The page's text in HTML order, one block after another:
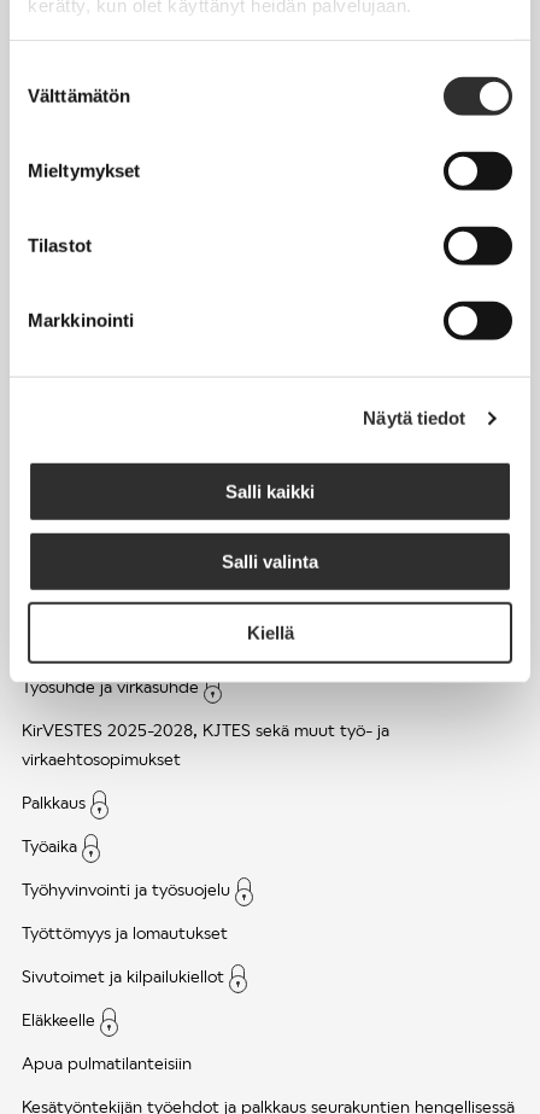
kerätty, kun olet käyttänyt heidän palvelujaan.
valinta
Välttämätön
Mieltymykset
Tilastot
Markkinointi
Näytä tiedot
Salli kaikki
Salli valinta
Kiellä
Henkilöjäsenyys
Jäsenmaksujen työnantajaperintä
Matkalaskut
Tapahtumakalenteri
JOBI
TYÖELÄMÄOPAS
Työsuhde ja virkasuhde
KirVESTES 2025-2028, KJTES sekä muut työ- ja
virkaehtosopimukset
Palkkaus
Työaika
Työhyvinvointi ja työsuojelu
Työttömyys ja lomautukset
Sivutoimet ja kilpailukiellot
Eläkkeelle
Apua pulmatilanteisiin
Kesätyöntekijän työehdot ja palkkaus seurakuntien hengellisessä